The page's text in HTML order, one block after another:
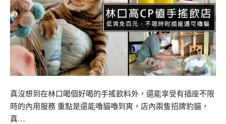
真沒想到在林口喝個好喝的手搖飲料外，還能享受有插座不限
時的內用服務 重點是還能嚕貓嚕到爽，店內兩隻招牌豹貓，
真…